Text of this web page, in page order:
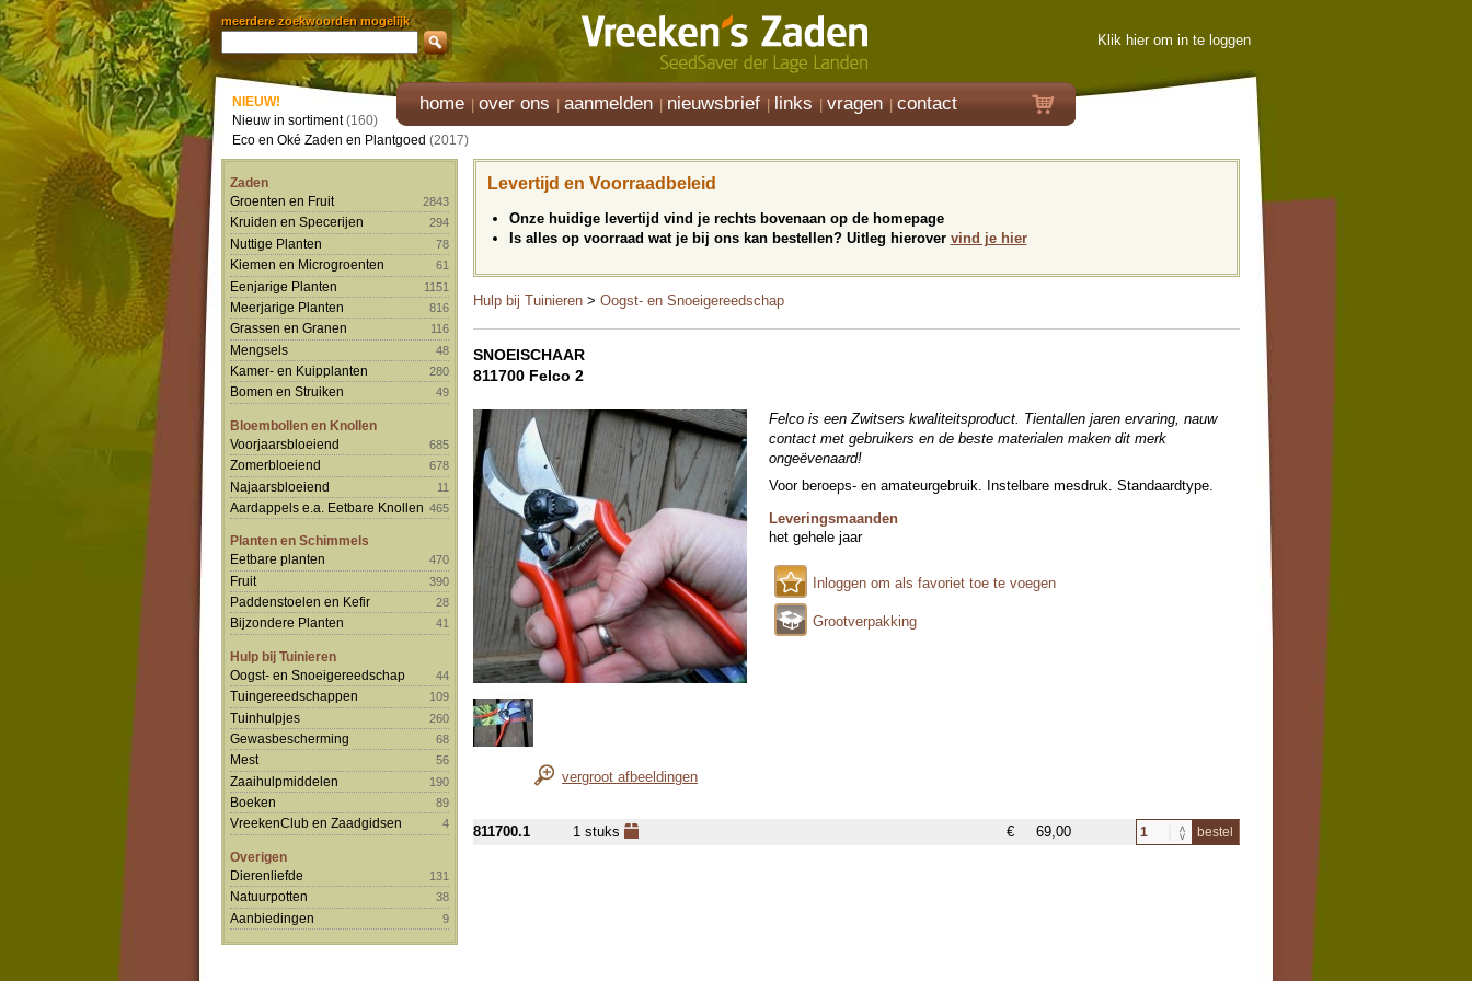
meerdere zoekwoorden mogelijk
Klik hier om in te loggen
home over ons aanmelden nieuwsbrief links vragen contact
NIEUW!
Nieuw in sortiment(160)
Eco en Oké Zaden en Plantgoed (2017)
Zaden
Groenten en Fruit
2843
Kruiden en Specerijen 294
Nuttige Planten 78
Kiemen en Microgroenten 61
Eenjarige Planten 1151
Meerjarige Planten 816
Grassen en Granen 116
Mengsels 48
Kamer- en Kuipplanten 280
Bomen en Struiken 49
Bloembollen en Knollen
Voorjaarsbloeiend
685
Zomerbloeiend 678
Najaarsbloeiend 11
Aardappels e.a. Eetbare Knollen 465
Planten en Schimmels
Eetbare planten
470
Fruit 390
Paddenstoelen en Kefir 28
Bijzondere Planten 41
Hulp bij Tuinieren
Oogst- en Snoeigereedschap
44
Tuingereedschappen 109
Tuinhulpjes 260
Gewasbescherming 68
Mest 56
Zaaihulpmiddelen 190
Boeken 89
VreekenClub en Zaadgidsen 4
Overigen
Dierenliefde
131
Natuurpotten 38
Aanbiedingen 9
Levertijd en Voorraadbeleid
Onze huidige levertijd vind je rechts bovenaan op de homepage
Is alles op voorraad wat je bij ons kan bestellen? Uitleg hierover vind je hier
Hulp bij Tuinieren > Oogst- en Snoeigereedschap
SNOEISCHAAR
811700 Felco 2
vergroot afbeeldingen
Felco is een Zwitsers kwaliteitsproduct. Tientallen jaren ervaring, nauw
contact met gebruikers en de beste materialen maken dit merk
ongeëvenaard!
Voor beroeps- en amateurgebruik. Instelbare mesdruk. Standaardtype.
Leveringsmaanden
het gehele jaar
Inloggen om als favoriet toe te voegen
Grootverpakking
811700.1 1 stuks € 69,00 bestel